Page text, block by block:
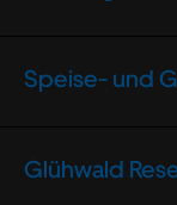
Speise- und
Glühwald